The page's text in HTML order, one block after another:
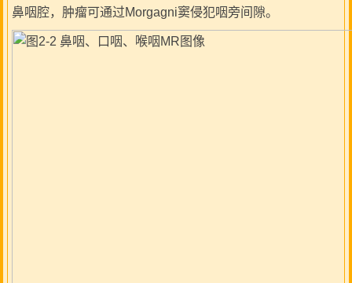
鼻咽腔，肿瘤可通过Morgagni窦侵犯咽旁间隙。